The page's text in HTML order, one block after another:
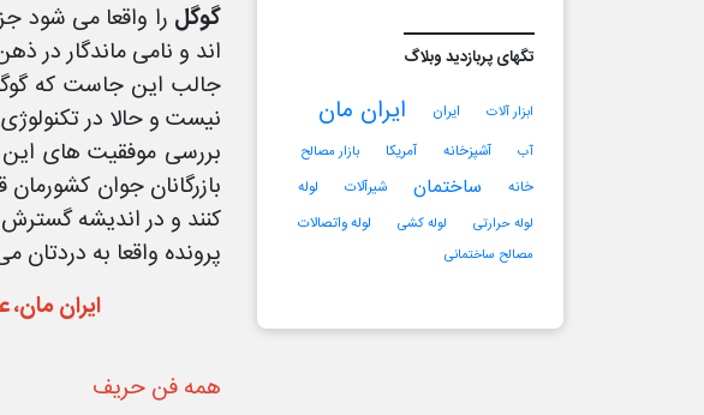
تگ‎های پربازدید وبلاگ
ابزار آلات ایران ایران مان
آب آشپزخانه آمریکا
بازار مصالح
خانه
ساختمان شیرآلات
لوله
لوله حرارتی
لوله کشی
لوله واتصالات
مصالح ساختمانی
گوگل را واقعا می شود
اند و نامی ماندگار در
جالب این جاست که
نیست و حالا در
بررسی موفقیت های این
بازرگانان جوان
کنند و در اندیشه
پرونده واقعا به دردتان
ایران
همه فن حریف